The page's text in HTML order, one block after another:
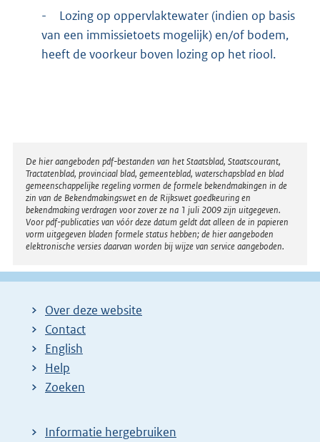
-
Lozing op oppervlaktewater (indien op basis
van een immissietoets mogelijk) en/of bodem,
heeft de voorkeur boven lozing op het riool.
Disclaimer
De hier aangeboden pdf-bestanden van het Staatsblad, Staatscourant,
Tractatenblad, provinciaal blad, gemeenteblad, waterschapsblad en blad
gemeenschappelijke regeling vormen de formele bekendmakingen in de
zin van de Bekendmakingswet en de Rijkswet goedkeuring en
bekendmaking verdragen voor zover ze na 1 juli 2009 zijn uitgegeven.
Voor pdf-publicaties van vóór deze datum geldt dat alleen de in papieren
vorm uitgegeven bladen formele status hebben; de hier aangeboden
elektronische versies daarvan worden bij wijze van service aangeboden.
Over deze website
Contact
English
Help
Zoeken
Informatie hergebruiken